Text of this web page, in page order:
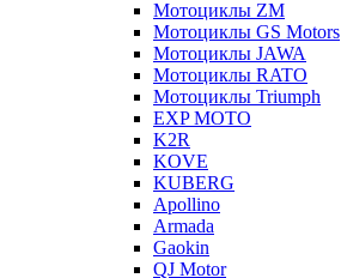
Мотоциклы ZM
Мотоциклы GS Motors
Мотоциклы JAWA
Мотоциклы RATO
Мотоциклы Triumph
EXP MOTO
K2R
KOVE
KUBERG
Apollino
Armada
Gaokin
QJ Motor